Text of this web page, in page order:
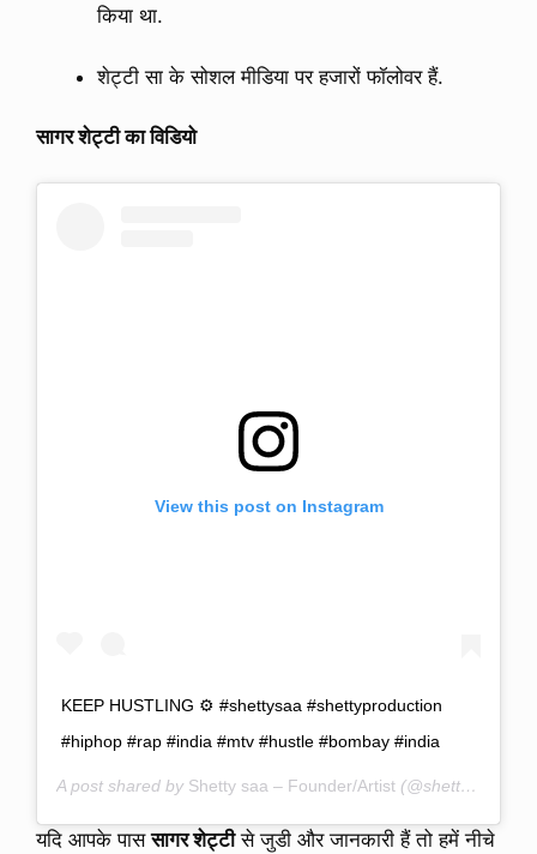
किया था.
शेट्टी सा के सोशल मीडिया पर हजारों फॉलोवर हैं.
सागर शेट्टी का विडियो
View this post on Instagram
KEEP HUSTLING ⚙️ #shettysaa #shettyproduction
#hiphop #rap #india #mtv #hustle #bombay #india
A post shared by Shetty saa – Founder/Artist (@shetty_saa) on
यदि आपके पाससागर शेट्टीसे जुडी और जानकारी हैं तो हमें नीचे